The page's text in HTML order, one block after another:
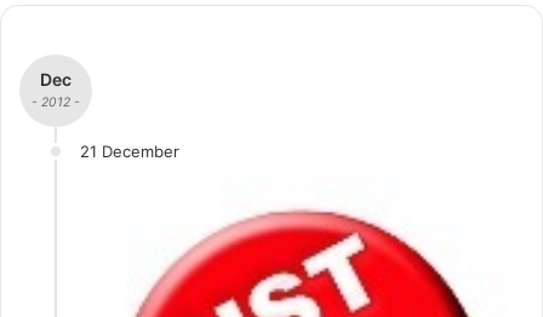
Dec
- 2012 -
21 December